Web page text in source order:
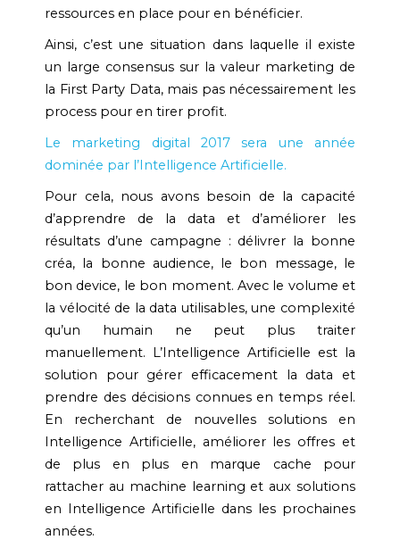
ressources en place pour en bénéficier.
Ainsi, c’est une situation dans laquelle il existe
un large consensus sur la valeur marketing de
la First Party Data, mais pas nécessairement les
process pour en tirer profit.
Le marketing digital 2017 sera une année
dominée par l’Intelligence Artificielle.
Pour cela, nous avons besoin de la capacité
d’apprendre de la data et d’améliorer les
résultats d’une campagne : délivrer la bonne
créa, la bonne audience, le bon message, le
bon device, le bon moment. Avec le volume et
la vélocité de la data utilisables, une complexité
qu’un humain ne peut plus traiter
manuellement. L’Intelligence Artificielle est la
solution pour gérer efficacement la data et
prendre des décisions connues en temps réel.
En recherchant de nouvelles solutions en
Intelligence Artificielle, améliorer les offres et
de plus en plus en marque cache pour
rattacher au machine learning et aux solutions
en Intelligence Artificielle dans les prochaines
années.